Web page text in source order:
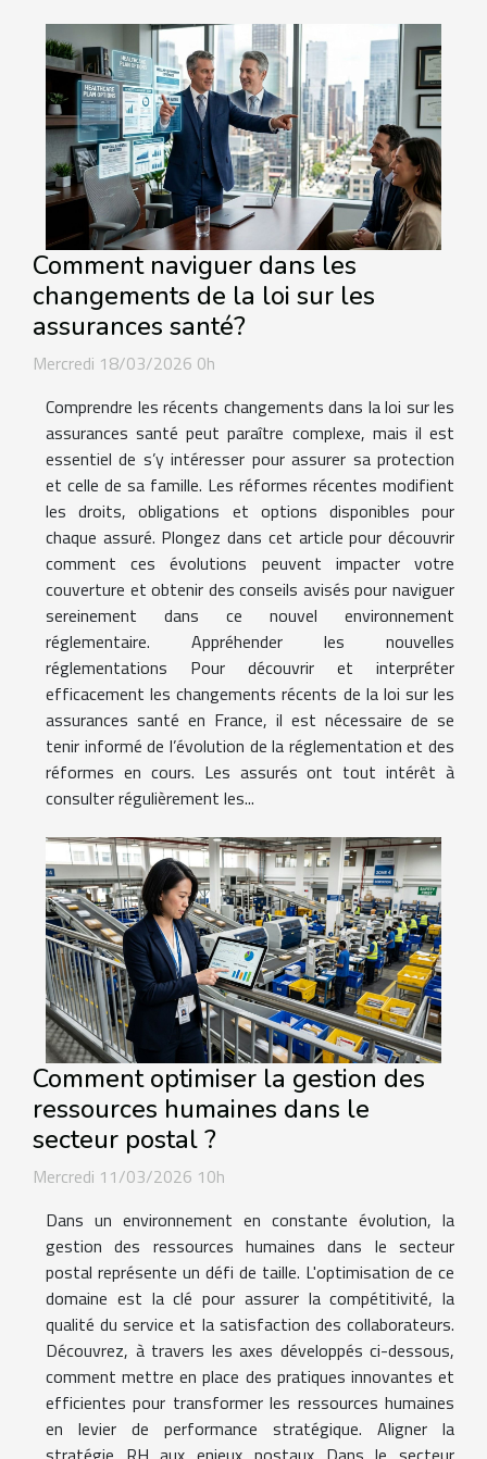
Comment naviguer dans les
changements de la loi sur les
assurances santé?
Mercredi 18/03/2026 0h
Comprendre les récents changements dans la loi sur les
assurances santé peut paraître complexe, mais il est
essentiel de s’y intéresser pour assurer sa protection
et celle de sa famille. Les réformes récentes modifient
les droits, obligations et options disponibles pour
chaque assuré. Plongez dans cet article pour découvrir
comment ces évolutions peuvent impacter votre
couverture et obtenir des conseils avisés pour naviguer
sereinement dans ce nouvel environnement
réglementaire. Appréhender les nouvelles
réglementations Pour découvrir et interpréter
efficacement les changements récents de la loi sur les
assurances santé en France, il est nécessaire de se
tenir informé de l’évolution de la réglementation et des
réformes en cours. Les assurés ont tout intérêt à
consulter régulièrement les...
Comment optimiser la gestion des
ressources humaines dans le
secteur postal ?
Mercredi 11/03/2026 10h
Dans un environnement en constante évolution, la
gestion des ressources humaines dans le secteur
postal représente un défi de taille. L'optimisation de ce
domaine est la clé pour assurer la compétitivité, la
qualité du service et la satisfaction des collaborateurs.
Découvrez, à travers les axes développés ci-dessous,
comment mettre en place des pratiques innovantes et
efficientes pour transformer les ressources humaines
en levier de performance stratégique. Aligner la